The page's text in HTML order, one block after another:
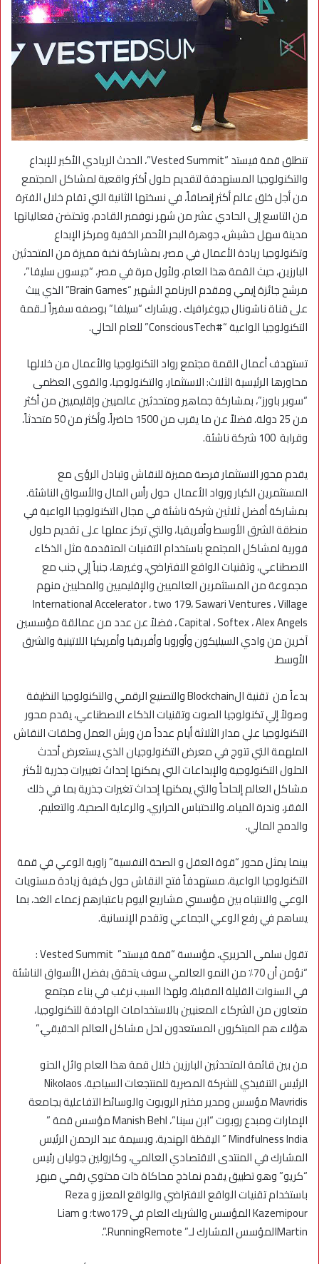
تنطلق قمة فيستد “Vested Summit”، الحدث الريادي الأكبر للإبداع
والتكنولوجيا المستهدفة لتقديم حلول أكثر واقعية لمشاكل المجتمع
من أجل خلق عالم أكثر إنصافاً، في نسختها الثانية التي تقام خلال الفترة
من التاسع إلى الحادي عشر من شهر نوفمبر القادم، وتحتضن فعالياتها
مدينة سهل حشيش، جوهرة البحر الأحمر الخفية ومركز الإبداع
وتكنولوجيا ريادة الأعمال في مصر، بمشاركة نخبة مميزة من المتحدثين
البارزين، حيث القمة هذا العام، ولأول مرة في مصر، “جيسون سليفا”،
مرشح جائزة إيمي ومقدم البرنامج الشهير “Brain Games” الذي يبث
على قناة ناشونال جيوغرافيك . ويشارك “سيلفا” بوصفه سفيراً لـقمة
التكنولوجيا الواعية “#ConsciousTech” للعام الحالي.
تستهدف أعمال القمة مجتمع رواد التكنولوجيا والأعمال من خلالها
محاورها الرئيسية الثلاث: الاستثمار، والتكنولوجيا، والقوى العظمى
“سوبر باورز”، بمشاركة جماهير ومتحدثين عالميين وإقليميين من أكثر
من 25 دولة، فضلاً عن ما يقرب من 1500 حاضراً، وأكثر من 50 متحدثاً،
وقرابة 100 شركة ناشئة.
يقدم محور الاستثمار فرصة مميزة للنقاش وتبادل الرؤى مع
المستثمرين الكبار ورواد الأعمال حول رأس المال والأسواق الناشئة.
بمشاركة أفضل ثلاثين شركة ناشئة في مجال التكنولوجيا الواعية في
منطقة الشرق الأوسط وأفريقيا، والتي تركز عملها على تقديم حلول
فورية لمشاكل المجتمع باستخدام التقنيات المتقدمة مثل الذكاء
الاصطناعي، وتقنيات الواقع الافتراضي، وغيرها، جنباً إلي جنب مع
مجموعة من المستثمرين العالميين والإقليميين والمحليين منهم
International Accelerator ، two 179، Sawari Ventures ، Village
Capital ، Softex ، Alex Angels ، فضلاً عن عدد من عمالقة مؤسسين
آخرين من وادي السيليكون وأوروبا وأفريقيا وأمريكيا اللاتينية والشرق
الأوسط.
بدءاً من تقنية الBlockchain والتصنيع الرقمي والتكنولوجيا النظيفة
وصولاً إلي تكنولوجيا الصوت وتقنيات الذكاء الاصطناعي، يقدم محور
التكنولوجيا علي مدار الثلاثة أيام عدداً من ورش العمل وحلقات النقاش
الملهمة التي تتوج في معرض التكنولوجيان الذي يستعرض أحدث
الحلول التكنولوجية والإبداعات التي يمكنها إحداث تغييرات جذرية لأكثر
مشاكل العالم إلحاحاً والتي يمكنها إحداث تغيرات جذرية بما في ذلك
الفقر، وندرة المياه، والاحتباس الحراري، والرعاية الصحية، والتعليم،
والدمج المالي.
بينما يمثل محور “قوة العقل و الصحة النفسية” زاوية الوعي في قمة
التكنولوجيا الواعية، مستهدفاً فتح النقاش حول كيفية زيادة مستويات
الوعي والانتباه بين مؤسسي مشاريع اليوم باعتبارهم زعماء الغد، بما
يساهم في رفع الوعي الجماعي وتقدم الإنسانية.
تقول سلمى الحريري، مؤسسة “قمة فيستد” Vested Summit :
“نؤمن أن 70٪ من النمو العالمي سوف يتحقق بفضل الأسواق الناشئة
في السنوات القليلة المقبلة، ولهذا السبب نرغب في بناء مجتمع
متعاون من الشركاء المعنيين بالاستخدامات الهادفة للتكنولوجيا،
هؤلاء هم المبتكرون المستعدون لحل مشاكل العالم الحقيقي.”
من بين قائمة المتحدثين البارزين خلال قمة هذا العام وائل الحتو
الرئيس التنفيذي للشركة المصرية للمنتجعات السياحية، Nikolaos
Mavridis مؤسس ومدير مختبر الروبوت والوسائط التفاعلية بجامعة
الإمارات ومبدع روبوت “ابن سينا”، Manish Behl مؤسس قمة ”
Mindfulness India ” اليقظة الهندية، وبسيمة عبد الرحمن الرئيس
المشارك في المنتدى الاقتصادي العالمي، وكارولين جوليان رئيس
“كريو” وهو تطبيق يقدم نماذج محاكاة ذات محتوي رقمي مبهر
باستخدام تقنيات الواقع الافتراضي والواقع المعزز و Reza
Kazemipour المؤسس والشريك العام في two179؛ و Liam
Martinالمؤسس المشارك لـ” RunningRemote.”.